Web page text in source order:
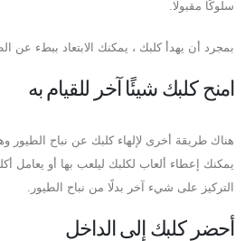
سلوكًا مقبولًا.
بمجرد أن يهدأ كلبك ، يمكنك الابتعاد ببطء عن
امنح كلبك شيئًا آخر للقيام به
هناك طريقة أخرى لإلهاء كلبك عن نباح الطيور
يمكنك إعطاء ألعاب لكلبك ليلعب بها أو يعامل
التركيز على شيء آخر بدلًا من نباح الطيور.
أحضر كلبك إلى الداخل